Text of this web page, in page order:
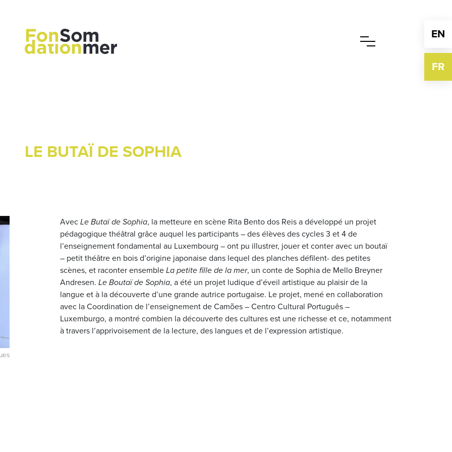
EN
FR
LE BUTAÏ DE SOPHIA
Avec Le Butaï de Sophia, la metteure en scène Rita Bento dos Reis a développé un projet
pédagogique théâtral grâce auquel les participants – des élèves des cycles 3 et 4 de
l’enseignement fondamental au Luxembourg – ont pu illustrer, jouer et conter avec un boutaï
– petit théâtre en bois d’origine japonaise dans lequel des planches défilent- des petites
scènes, et raconter ensemble La petite fille de la mer, un conte de Sophia de Mello Breyner
Andresen. Le Boutaï de Sophia, a été un projet ludique d’éveil artistique au plaisir de la
langue et à la découverte d’une grande autrice portugaise. Le projet, mené en collaboration
avec la Coordination de l’enseignement de Camões – Centro Cultural Português –
Luxemburgo, a montré combien la découverte des cultures est une richesse et ce, notamment
à travers l’apprivoisement de la lecture, des langues et de l’expression artistique.